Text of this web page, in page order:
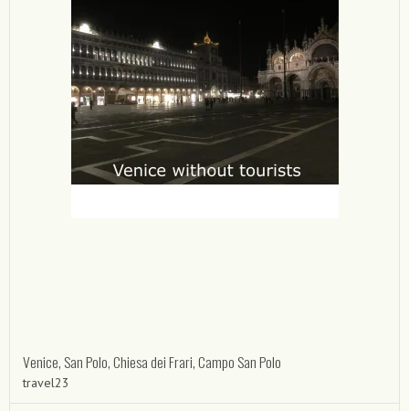
Venice, San Polo, Chiesa dei Frari, Campo San Polo
travel23